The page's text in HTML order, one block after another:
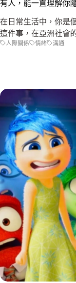
有人，能一直理解你
在日常生活中，你是
這件事，在亞洲社會
人際關係 情緒 溝通